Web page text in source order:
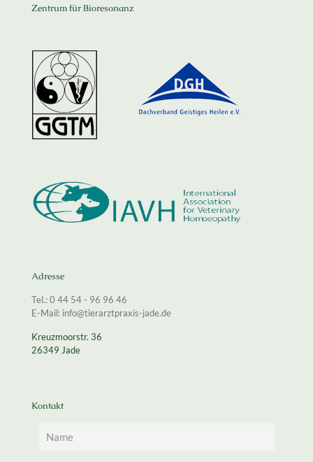
Zentrum für Bioresonanz
Adresse
Tel.: 0 44 54 - 96 96 46
E-Mail: info@tierarztpraxis-jade.de
Kreuzmoorstr. 36
26349 Jade
Kontakt